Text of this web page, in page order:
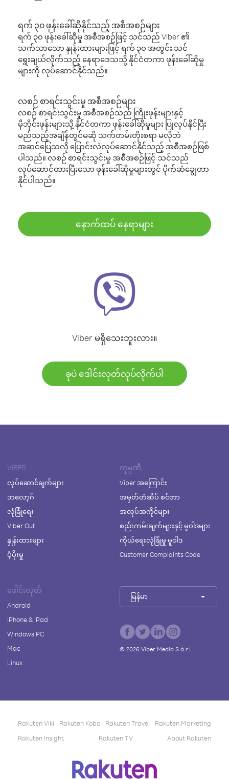
ရက် ၃၀ ဖုန်းခေါ်ဆိုနိုင်သည့် အစီအစဉ်များ
ရက် ၃၀ ဖုန်းခေါ်ဆိုမှု အစီအစဉ်ဖြင့် သင်သည် Viber ၏
သက်သာသော နှုန်းထားများဖြင့် ရက် ၃၀ အတွင်း သင်
ရွေးချယ်လိုက်သည့် နေရာဒေသသို့ နိုင်ငံတကာ ဖုန်းခေါ်ဆိုမှု
များကို လုပ်ဆောင်နိုင်သည်။
လစဉ် စာရင်းသွင်းမှု အစီအစဉ်များ
လစဉ် စာရင်းသွင်းမှု အစီအစဉ်သည် ကြိုးဖုန်းများနှင့်
မိုဘိုင်းဖုန်းများသို့ နိုင်ငံတကာ ဖုန်းခေါ်ဆိုမှုများ ပြုလုပ်နိုင်ပြီး
မည်သည့်အချိန်တွင်မဆို သက်တမ်းတိုးစရာ မလိုဘဲ
အဆင်ပြေသလို ပြောင်းလဲလုပ်ဆောင်နိုင်သည့် အစီအစဉ်ဖြစ်
ပါသည်။ လစဉ် စာရင်းသွင်းမှု အစီအစဉ်ဖြင့် သင်သည်
လုပ်ဆောင်ထားပြီးသော ဖုန်းခေါ်ဆိုမှုများတွင် ပိုက်ဆံချွေတာ
နိုင်ပါသည်။
နောက်ထပ် နေရာများ
Viber မရှိသေးဘူးလား။
ခုပဲ ဒေါင်းလုတ်လုပ်လိုက်ပါ
VIBER
လုပ်ဆောင်ချက်များ
ဘလော့ဂ်
လုံခြုံရေး
Viber Out
နှုန်းထားများ
ပံ့ပိုးမှု
ကုမ္ပဏီ
Viber အကြောင်း
အမှတ်တံဆိပ် စင်တာ
အလုပ်အကိုင်များ
စည်းကမ်းချက်များနှင့် မူဝါဒများ
ကိုယ်ရေးလုံခြုံမှု မူဝါဒ
Customer Complaints Code
ဒေါင်းလုတ်
Android
iPhone & iPad
Windows PC
Mac
Linux
မြန်မာ
© 2026Viber Media S.à r.l.
Rakuten Viki Rakuten Kobo Rakuten Travel
Rakuten Marketing
Rakuten Insight
Rakuten TV About Rakuten